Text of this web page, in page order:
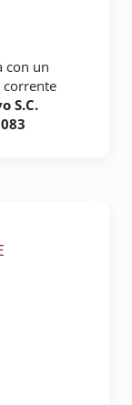
con un
corrente
S.C.